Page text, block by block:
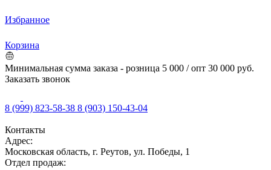
Избранное
Корзина
Минимальная сумма заказа - розница 5 000 / опт 30 000 руб.
Заказать звонок
8 (999) 823-58-38 8 (903) 150-43-04
Контакты
Адрес:
Московская область, г. Реутов, ул. Победы, 1
Отдел продаж: